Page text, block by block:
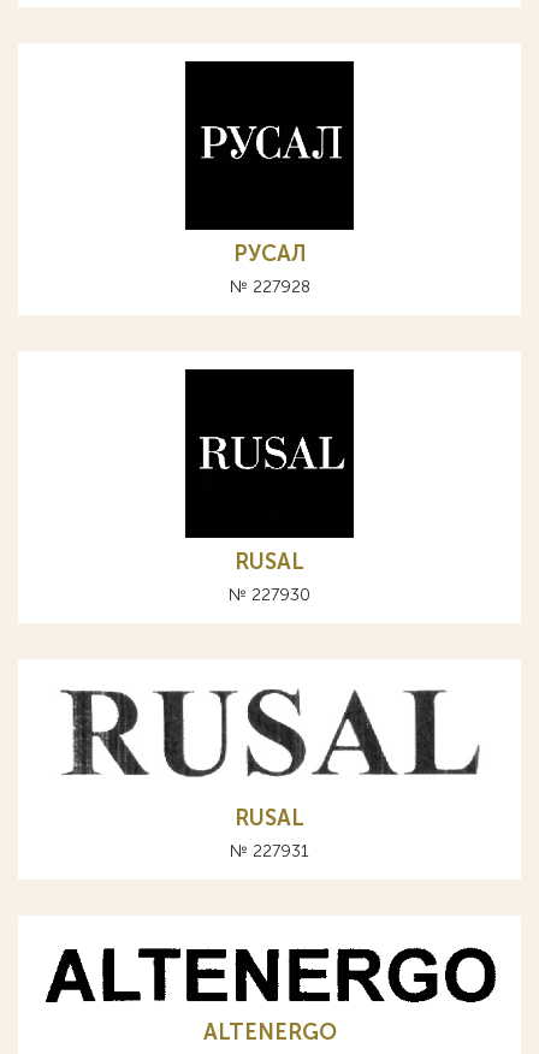
РУСАЛ
№ 227928
RUSAL
№ 227930
RUSAL
№ 227931
ALTENERGO